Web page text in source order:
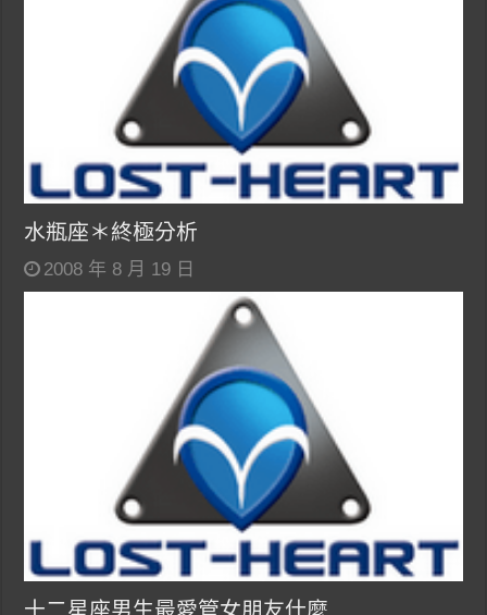
水瓶座＊終極分析
2008 年 8 月 19 日
十二星座男生最愛管女朋友什麼